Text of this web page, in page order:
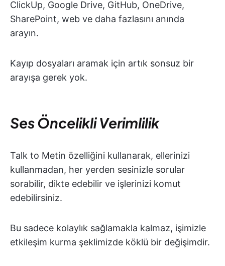
ClickUp, Google Drive, GitHub, OneDrive,
SharePoint, web ve daha fazlasını anında
arayın.
Kayıp dosyaları aramak için artık sonsuz bir
arayışa gerek yok.
Ses Öncelikli Verimlilik
Talk to Metin özelliğini kullanarak, ellerinizi
kullanmadan, her yerden sesinizle sorular
sorabilir, dikte edebilir ve işlerinizi komut
edebilirsiniz.
Bu sadece kolaylık sağlamakla kalmaz, işimizle
etkileşim kurma şeklimizde köklü bir değişimdir.